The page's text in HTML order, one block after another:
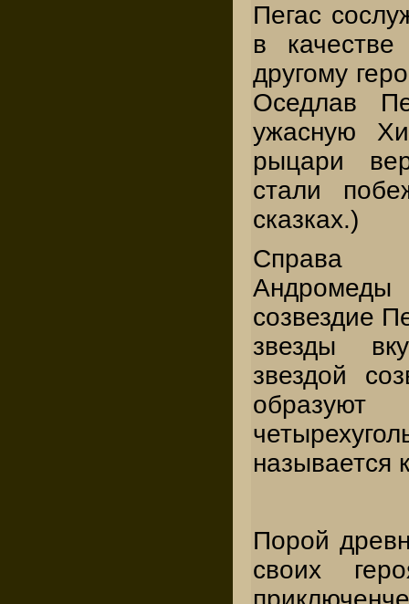
Пегас
в
другому
Оседлав
ужасную
рыцари
стали
сказках.)
Справа
созвездие
звезды
звездой
называется
Порой
своих